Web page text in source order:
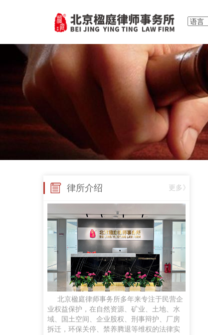
律所介绍 更多》
北京楹庭律师事务所多年来专注于民营企
业权益保护，在自然资源、矿业、土地、水
域、国土空间、企业股权、刑事辩护、厂房
拆迁，环保关停、禁养腾退等维权的法律实
衣琳
刘云律师
手机号：13331058951
专业的行政诉讼律师
合伙人律师
手机号：15801213044
专注行政诉讼依法维权的专业律师
张凤宾律师
合伙人律师
手机号：13426484665
行政诉讼、政企纠纷、行政协议纠纷、拆迁与补偿、关停腾退